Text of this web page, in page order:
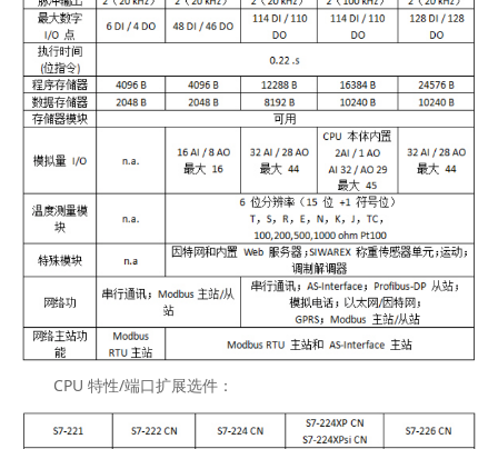
CPU 特性/端口扩展选件：